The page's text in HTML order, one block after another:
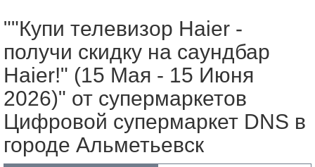
""Купи телевизор Haier -
получи скидку на саундбар
Haier!" (15 Мая - 15 Июня
2026)" от супермаркетов
Цифровой супермаркет DNS в
городе Альметьевск